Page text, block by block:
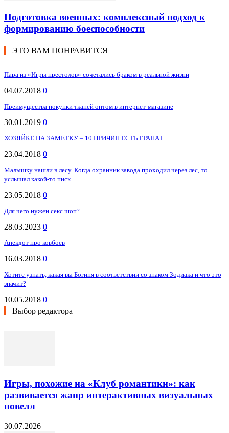
Подготовка военных: комплексный подход к
формированию боеспособности
ЭТО ВАМ ПОНРАВИТСЯ
Пара из «Игры престолов» сочетались браком в реальной жизни
04.07.2018 0
Преимущества покупки тканей оптом в интернет-магазине
30.01.2019 0
ХОЗЯЙКЕ НА ЗАМЕТКУ – 10 ПРИЧИН ЕСТЬ ГРАНАТ
23.04.2018 0
Малышку нашли в лесу. Когда охранник завода проходил через лес, то
услышал какой-то писк...
23.05.2018 0
Для чего нужен секс шоп?
28.03.2023 0
Анекдот про ковбоев
16.03.2018 0
Хотите узнать, какая вы Богиня в соответствии со знаком Зодиака и что это
значит?
10.05.2018 0
Выбор редактора
Игры, похожие на «Клуб романтики»: как
развивается жанр интерактивных визуальных
новелл
30.07.2026